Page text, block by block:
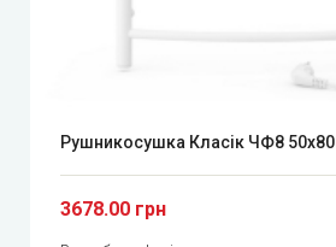
Рушникосушка Класік ЧФ8 50x80
3678.00 грн